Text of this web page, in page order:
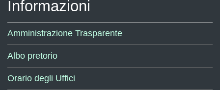
Informazioni
Amministrazione Trasparente
Albo pretorio
Orario degli Uffici